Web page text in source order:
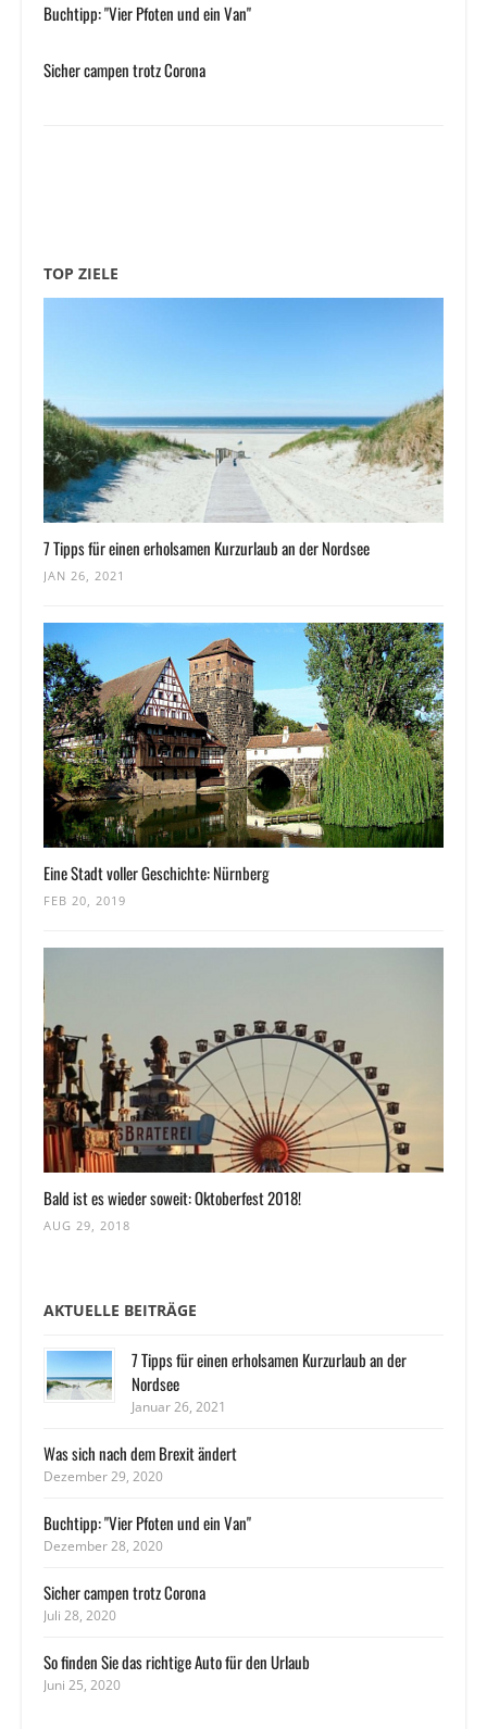
Buchtipp: "Vier Pfoten und ein Van"
Sicher campen trotz Corona
TOP ZIELE
7 Tipps für einen erholsamen Kurzurlaub an der Nordsee
JAN 26, 2021
Eine Stadt voller Geschichte: Nürnberg
FEB 20, 2019
Bald ist es wieder soweit: Oktoberfest 2018!
AUG 29, 2018
AKTUELLE BEITRÄGE
7 Tipps für einen erholsamen Kurzurlaub an der
Nordsee
Januar 26, 2021
Was sich nach dem Brexit ändert
Dezember 29, 2020
Buchtipp: "Vier Pfoten und ein Van"
Dezember 28, 2020
Sicher campen trotz Corona
Juli 28, 2020
So finden Sie das richtige Auto für den Urlaub
Juni 25, 2020